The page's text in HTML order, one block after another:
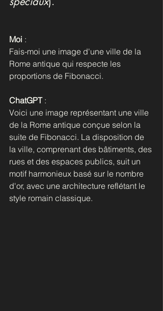
Moi :
Fais-moi une image d'une ville de la
Rome antique qui respecte les
proportions de Fibonacci.
ChatGPT :
Voici une image représentant une ville
de la Rome antique conçue selon la
suite de Fibonacci. La disposition de
la ville, comprenant des bâtiments, des
rues et des espaces publics, suit un
motif harmonieux basé sur le nombre
d'or, avec une architecture reflétant le
style romain classique.